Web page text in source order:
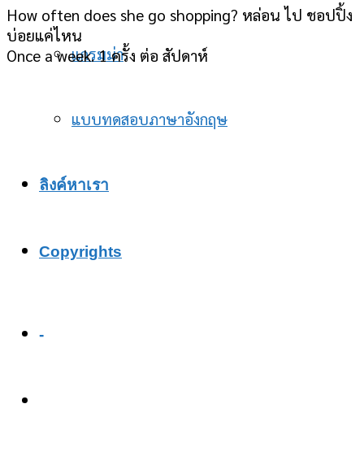
แกรมม่า
แบบทดสอบภาษาอังกฤษ
ลิงค์หาเรา
Copyrights
-
How often does she go shopping? หล่อน ไป ชอปปิ้ง
บ่อยแค่ไหน
Once a week. 1 ครั้ง ต่อ สัปดาห์